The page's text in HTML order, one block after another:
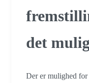
det
Der er mulighed